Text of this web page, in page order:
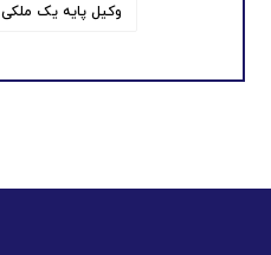
وکیل پایه یک ملکی